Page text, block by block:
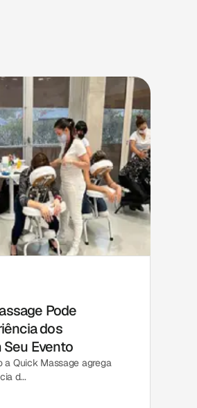
Pode
dos
Evento
a Quick Massage agrega
d...